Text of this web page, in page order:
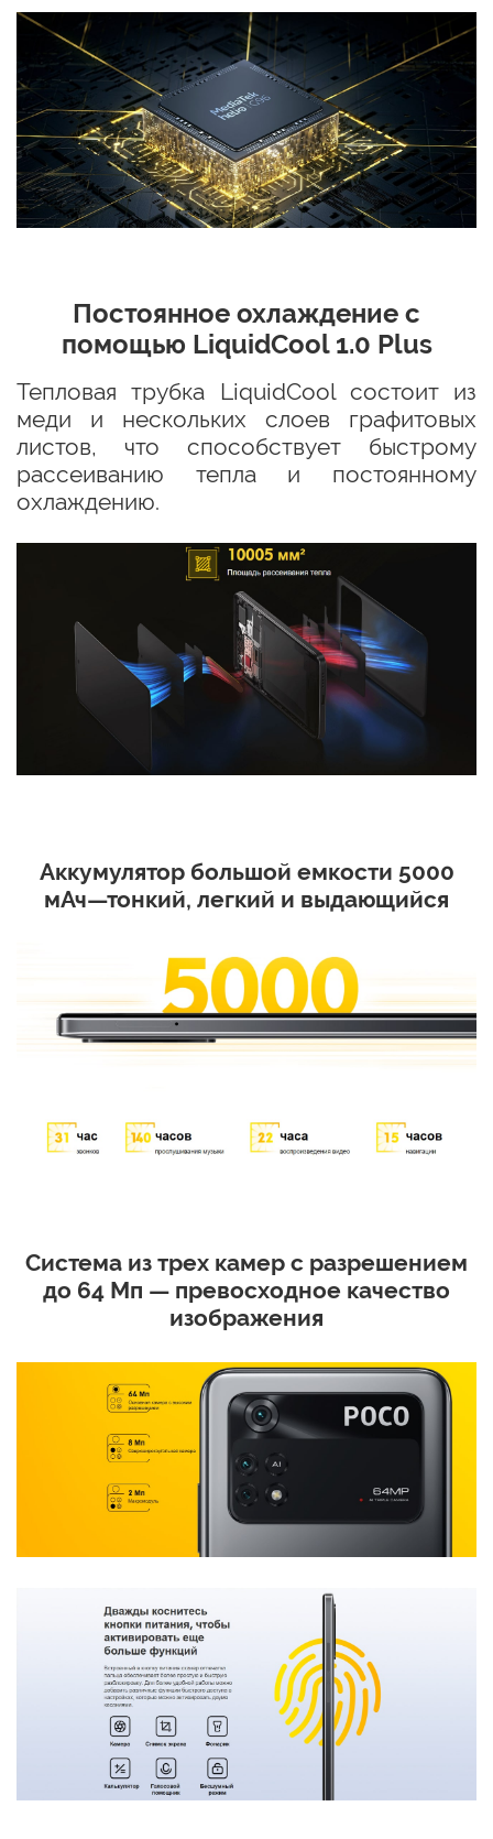
Постоянное охлаждение с
помощью LiquidCool 1.0 Plus
Тепловая трубка LiquidCool состоит из
меди и нескольких слоев графитовых
листов, что способствует быстрому
рассеиванию тепла и постоянному
охлаждению.
Аккумулятор большой емкости 5000
мАч—тонкий, легкий и выдающийся
Система из трех камер с разрешением
до 64 Мп — превосходное качество
изображения